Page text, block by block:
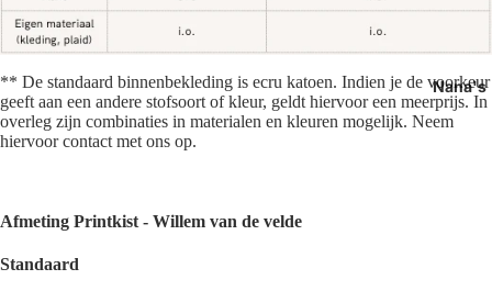
Nana's
** De standaard binnenbekleding is ecru katoen. Indien je de voorkeur
geeft aan een andere stofsoort of kleur, geldt hiervoor een meerprijs. In
overleg zijn combinaties in materialen en kleuren mogelijk. Neem
hiervoor contact met ons op.
Afmeting Printkist - Willem van de velde
Standaard